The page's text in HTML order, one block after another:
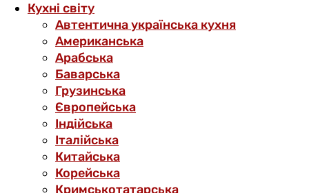
Кухні світу
Автентична українська кухня
Американська
Арабська
Баварська
Грузинська
Європейська
Індійська
Італійська
Китайська
Корейська
Кримськотатарська